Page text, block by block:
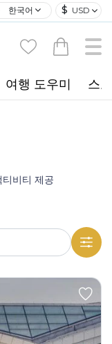
한국어 $ USD
여행 도우미 스
비티 제공